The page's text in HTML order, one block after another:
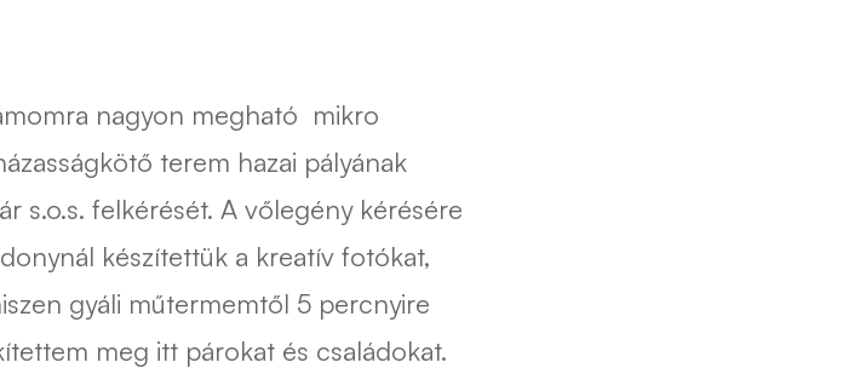
nagyon megható mikro
terem hazai pályának
s.o.s. felkérését. A vőlegény kérésére
készítettük a kreatív fotókat,
gyáli műtermemtől 5 percnyire
meg itt párokat és családokat.